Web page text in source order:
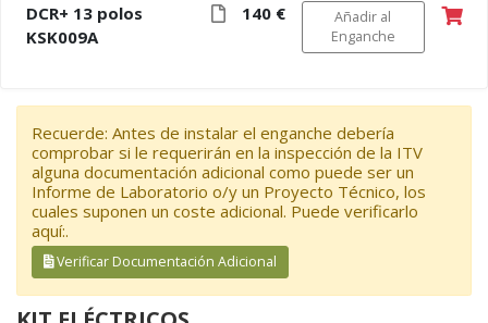
DCR+ 13 polos
KSK009A
140 €
Añadir al
Enganche
Recuerde: Antes de instalar el enganche debería
comprobar si le requerirán en la inspección de la ITV
alguna documentación adicional como puede ser un
Informe de Laboratorio o/y un Proyecto Técnico, los
cuales suponen un coste adicional. Puede verificarlo
aquí:.
Verificar Documentación Adicional